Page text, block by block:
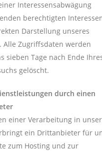
Interessensabwägung
berechtigten
Darstellung unseres
Alle Zugriffsdaten werden
sieben Tage nach Ende
gelöscht.
durch einen
einer Verarbeitung in
ein Drittanbieter für
zum Hosting und zur